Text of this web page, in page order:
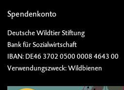
Spendenkonto
Deutsche Wildtier Stiftung
Bank für Sozialwirtschaft
IBAN: DE46 3702 0500 0008 4643 00
Verwendungszweck: Wildbienen